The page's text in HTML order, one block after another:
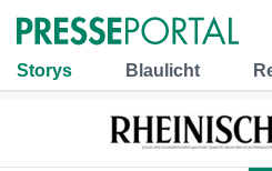
Storys Blaulicht